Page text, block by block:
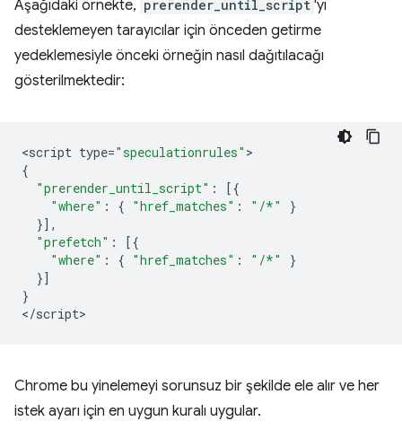
Aşağıdaki örnekte, prerender_until_script 'yı
desteklemeyen tarayıcılar için önceden getirme
yedeklemesiyle önceki örneğin nasıl dağıtılacağı
gösterilmektedir:
<script type="speculationrules"
{
"prerender_until_script" :
[{
"where" : { "href_matches" : "/*"
}
}],
"prefetch" :
[{
"where" : { "href_matches" : "/*"
}
}]
}
</script
Chrome bu yinelemeyi sorunsuz bir şekilde ele alır ve her
istek ayarı için en uygun kuralı uygular.